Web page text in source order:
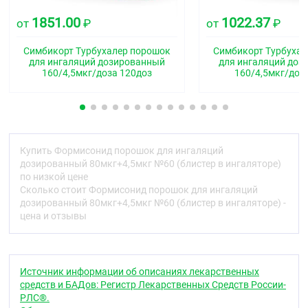
«медный
хлорофиллинов»
Гипромеллоза
0,2 %
предназначенного для применения с
CDM®.
Описание
Капсулы для ингаляций:
Дозировка 80 мкг + 4,5 мкг:твердые капсулы № 3,
прозрачные, светло-коричневого цвета.
Дозировка 160 мкг + 4,5 мкг:твердые капсулы №
желтоватым оттенком.
Дозировка 320 мкг + 9 мкг:твердые капсулы № 3,
прозрачные, зеленого цвета.
от 1851.00 ₽
Симбикорт Турбухалер порошок
для ингаляций дозированный
160/4,5мкг/доза 120доз
от 1022.37₽
Симбикорт
для ингаляций
160/4,5мкг/
Купить Формисонид порошок для ингаляций
дозированный 80мкг+4,5мкг №60 (блистер в ингаляторе)
по низкой цене
Сколько стоит Формисонид порошок для ингаляций
дозированный 80мкг+4,5мкг №60 (блистер в ингаляторе) -
цена и отзывы
Источник информации об описаниях лекарственных
средств и БАДов: Регистр Лекарственных Средств России-
РЛС®.